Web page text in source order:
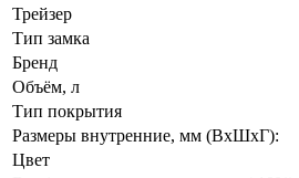
Трейзер
Тип замка
Бренд
Объём, л
Тип покрытия
Размеры внутренние, мм (ВхШхГ):
Цвет